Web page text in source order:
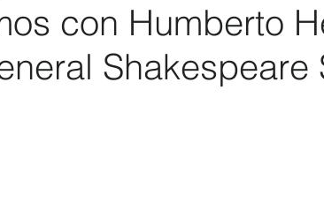
con Humberto
Shakespeare